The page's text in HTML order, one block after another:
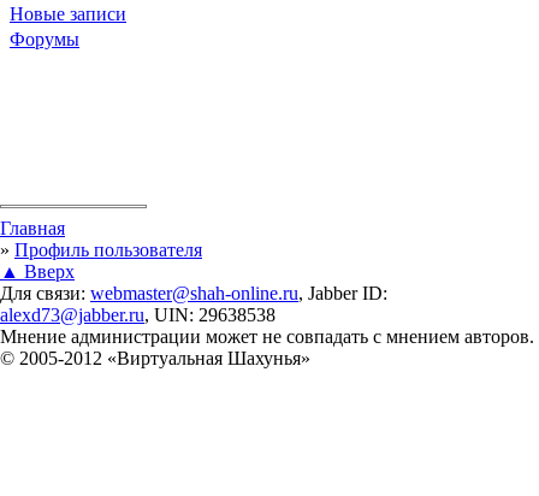
Новые записи
Форумы
Вы здесь
Главная
» Профиль пользователя
▲ Вверх
Для связи: webmaster@shah-online.ru, Jabber ID:
alexd73@jabber.ru, UIN: 29638538
Мнение администрации может не совпадать с мнением авторов.
© 2005-2012 «Виртуальная Шахунья»